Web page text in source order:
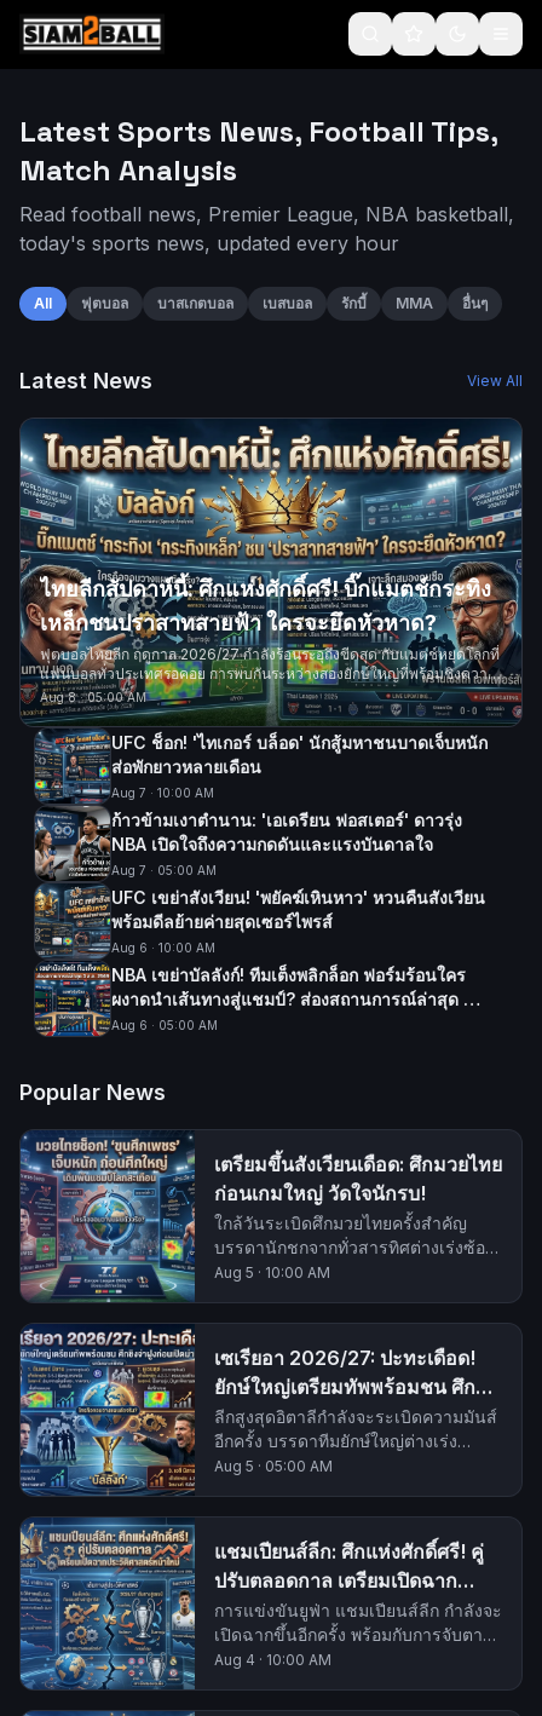
Latest Sports News, Football Tips,
Match Analysis
Read football news, Premier League, NBA basketball,
today's sports news, updated every hour
All ฟุตบอล บาสเกตบอล เบสบอล รักบี้ MMA อื่นๆ
Latest News View All
ไทยลีกสัปดาห์นี้: ศึกแห่งศักดิ์ศรี! บิ๊กแมตช์กระทิง
เหล็กชนปราสาทสายฟ้า ใครจะยึดหัวหาด?
ฟุตบอลไทยลีก ฤดูกาล 2026/27 กำลังร้อนระอุถึงขีดสุด กับแมตช์หยุดโลกที่
แฟนบอลทั่วประเทศรอคอย การพบกันระหว่างสองยักษ์ใหญ่ที่พร้อมชิงความ
เป็นหนึ่ง
Aug 8·05:00 AM
UFC ช็อก! 'ไทเกอร์ บล็อด' นักสู้มหาชนบาดเจ็บหนัก
ส่อพักยาวหลายเดือน
Aug 7 · 10:00 AM
ก้าวข้ามเงาตำนาน: 'เอเดรียน ฟอสเตอร์' ดาวรุ่ง
NBA เปิดใจถึงความกดดันและแรงบันดาลใจ
Aug 7 · 05:00 AM
UFC เขย่าสังเวียน! 'พยัคฆ์เหินหาว' หวนคืนสังเวียน
พร้อมดีลย้ายค่ายสุดเซอร์ไพรส์
Aug 6 · 10:00 AM
NBA เขย่าบัลลังก์! ทีมเต็งพลิกล็อก ฟอร์มร้อนใคร
ผงาดนำเส้นทางสู่แชมป์? ส่องสถานการณ์ล่าสุด 3
ส.ค. 2569
Aug 6 · 05:00 AM
Popular News
1
เตรียมขึ้นสังเวียนเดือด: ศึกมวยไทย
ก่อนเกมใหญ่ วัดใจนักรบ!
ใกล้วันระเบิดศึกมวยไทยครั้งสำคัญ
บรรดานักชกจากทั่วสารทิศต่างเร่งซ้อม
เข้ม เตรียมพร้อมรับมือความกดดันและ
Aug 5 · 10:00 AM
2
เซเรียอา 2026/27: ปะทะเดือด!
ยักษ์ใหญ่เตรียมทัพพร้อมชน ศึกชิง
จ่าฝูงก่อนเปิดม่าน
ลีกสูงสุดอิตาลีกำลังจะระเบิดความมันส์
อีกครั้ง บรรดาทีมยักษ์ใหญ่ต่างเร่ง
เตรียมความพร้อมก่อนศึกใหญ่ที่กำลังจะ
Aug 5 · 05:00 AM
3
แชมเปียนส์ลีก: ศึกแห่งศักดิ์ศรี! คู่
ปรับตลอดกาล เตรียมเปิดฉาก
ประวัติศาสตร์หน้าใหม่
การแข่งขันยูฟ่า แชมเปียนส์ลีก กำลังจะ
เปิดฉากขึ้นอีกครั้ง พร้อมกับการจับตา
มองคู่ปรับสำคัญ ที่พร้อมสร้างตำนาน
Aug 4 · 10:00 AM
4
5
6
7
8